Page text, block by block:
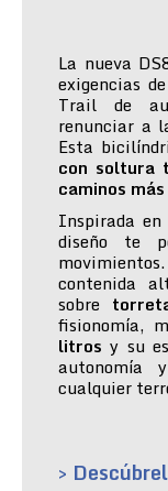
La nueva
exigencias
Trail de
renunciar a
Esta
con soltura
caminos
Inspirada
diseño te
contenida
sobre
fisionomía,
litros y su
autonomía
cualquier
>